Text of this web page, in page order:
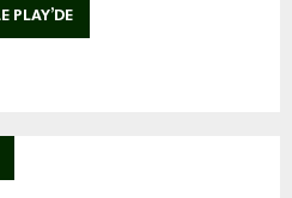
PLAY’DE